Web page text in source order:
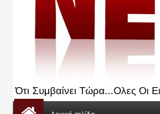
Ότι Συμβαίνει Τώρα...Ολες Οι